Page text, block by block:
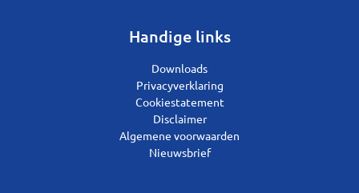
Handige links
Downloads
Privacyverklaring
Cookiestatement
Disclaimer
Algemene voorwaarden
Nieuwsbrief